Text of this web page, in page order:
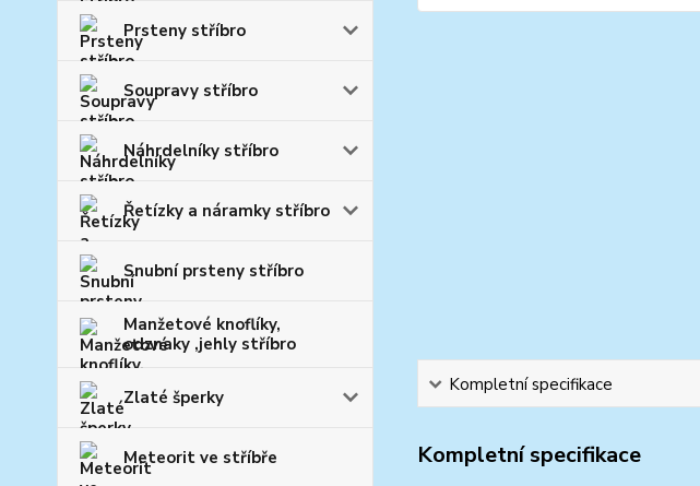
Prsteny stříbro
Soupravy stříbro
Náhrdelníky stříbro
Řetízky a náramky stříbro
Snubní prsteny stříbro
Manžetové knoflíky,
odznaky ,jehly stříbro
Zlaté šperky
Meteorit ve stříbře
Kompletní specifikace
Kompletní specifikace